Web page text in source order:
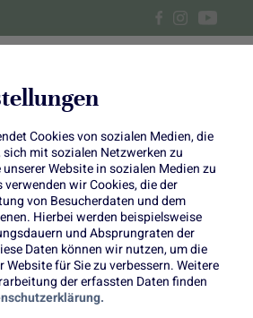
Cookies von sozialen Medien, die
mit sozialen Netzwerken zu
Website in sozialen Medien zu
wir Cookies, die der
von Besucherdaten und dem
Hierbei werden beispielsweise
und Absprungraten der
Daten können wir nutzen, um die
für Sie zu verbessern. Weitere
der erfassten Daten finden
mit Granatapfel
Wirsing-
Gemüse